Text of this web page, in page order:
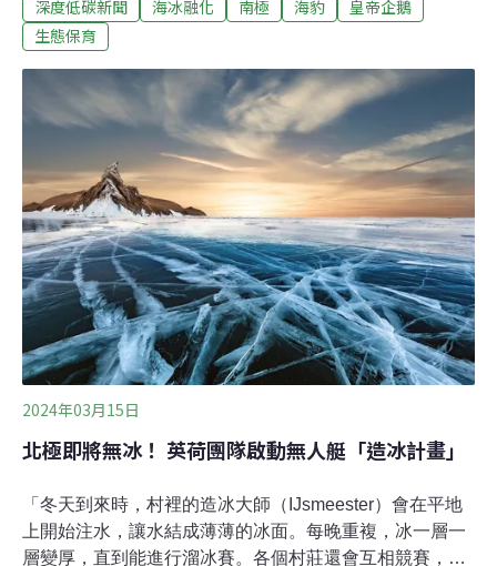
際自然保育聯盟（IUCN）正式將皇帝企鵝（Emperor
Penguin）的受脅等級自近危（Near Threatened, NT）提
氣候危機導致海冰提前消融，大量企鵝幼鳥落水溺斃，
IUCN預測，到了2080年，皇帝企鵝的數量將銳減一半。
海冰過早融化釀悲劇皇帝企鵝是世界上最大的企鵝，也是
南極洲僅有的兩種特有種企鵝之一。定岸冰（fast ice）是
皇帝企鵝不可或缺的棲身之所，這些海冰牢固的附著岸
邊，皇帝企鵝一年內約有九個月都得仰賴定岸冰棲息。毛
茸茸的企鵝寶寶在這裡孵化、成長，直到長出防水的羽
毛。成年皇帝企鵝每年都會換羽，在有助於
深度低碳新聞 海冰融化 南極 海豹
皇帝企鵝
生態保育
2024年03月15日
北極即將無冰！ 英荷團隊啟動無人艇「造冰計畫」
「冬天到來時，村裡的造冰大師（IJsmeester）會在平地
上開始注水，讓水結成薄薄的冰面。每晚重複，冰一層一
層變厚，直到能進行溜冰賽。各個村莊還會互相競賽，看